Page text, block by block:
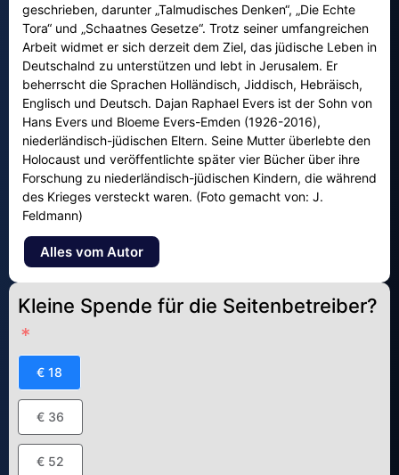
geschrieben, darunter „Talmudisches Denken“, „Die Echte
Tora“ und „Schaatnes Gesetze“. Trotz seiner umfangreichen
Arbeit widmet er sich derzeit dem Ziel, das jüdische Leben in
Deutschalnd zu unterstützen und lebt in Jerusalem. Er
beherrscht die Sprachen Holländisch, Jiddisch, Hebräisch,
Englisch und Deutsch. Dajan Raphael Evers ist der Sohn von
Hans Evers und Bloeme Evers-Emden (1926-2016),
niederländisch-jüdischen Eltern. Seine Mutter überlebte den
Holocaust und veröffentlichte später vier Bücher über ihre
Forschung zu niederländisch-jüdischen Kindern, die während
des Krieges versteckt waren. (Foto gemacht von: J.
Feldmann)
Alles vom Autor
Kleine Spende für die Seitenbetreiber?
€ 18
€ 36
€ 52